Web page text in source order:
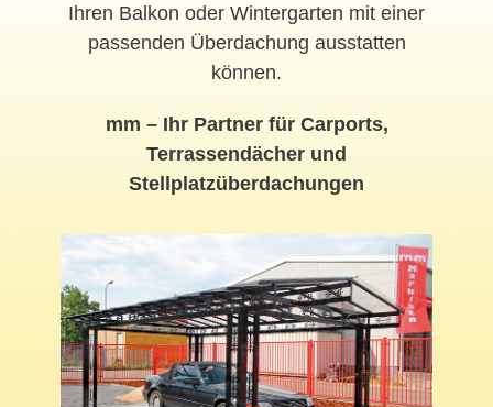
Ihren Balkon oder Wintergarten mit einer
passenden Überdachung ausstatten
können.
mm – Ihr Partner für Carports,
Terrassendächer und
Stellplatzüberdachungen